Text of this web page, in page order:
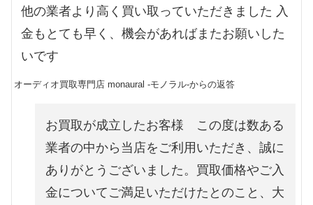
他の業者より高く買い取っていただきました 入
金もとても早く、機会があればまたお願いした
いです
オーディオ買取専門店 monaural -モノラル-からの返答
お買取が成立したお客様 この度は数ある
業者の中から当店をご利用いただき、誠に
ありがとうございました。買取価格やご入
金についてご満足いただけたとのこと、大